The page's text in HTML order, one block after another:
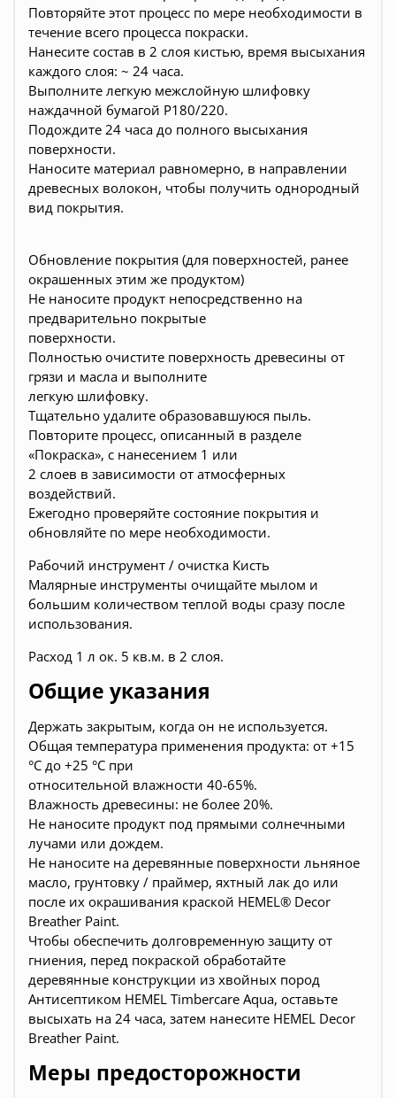
Повторяйте этот процесс по мере необходимости в
течение всего процесса покраски.
Нанесите состав в 2 слоя кистью, время высыхания
каждого слоя: ~ 24 часа.
Выполните легкую межслойную шлифовку
наждачной бумагой Р180/220.
Подождите 24 часа до полного высыхания
поверхности.
Наносите материал равномерно, в направлении
древесных волокон, чтобы получить однородный
вид покрытия.
Обновление покрытия (для поверхностей, ранее
окрашенных этим же продуктом)
Не наносите продукт непосредственно на
предварительно покрытые
поверхности.
Полностью очистите поверхность древесины от
грязи и масла и выполните
легкую шлифовку.
Тщательно удалите образовавшуюся пыль.
Повторите процесс, описанный в разделе
«Покраска», с нанесением 1 или
2 слоев в зависимости от атмосферных
воздействий.
Ежегодно проверяйте состояние покрытия и
обновляйте по мере необходимости.
Рабочий инструмент / очистка Кисть
Малярные инструменты очищайте мылом и
большим количеством теплой воды сразу после
использования.
Расход 1 л ок. 5 кв.м. в 2 слоя.
Общие указания
Держать закрытым, когда он не используется.
Общая температура применения продукта: от +15
°C до +25 °C при
относительной влажности 40-65%.
Влажность древесины: не более 20%.
Не наносите продукт под прямыми солнечными
лучами или дождем.
Не наносите на деревянные поверхности льняное
масло, грунтовку / праймер, яхтный лак до или
после их окрашивания краской HEMEL® Decor
Breather Paint.
Чтобы обеспечить долговременную защиту от
гниения, перед покраской обработайте
деревянные конструкции из хвойных пород
Антисептиком HEMEL Timbercare Aqua, оставьте
высыхать на 24 часа, затем нанесите HEMEL Decor
Breather Paint.
Меры предосторожности